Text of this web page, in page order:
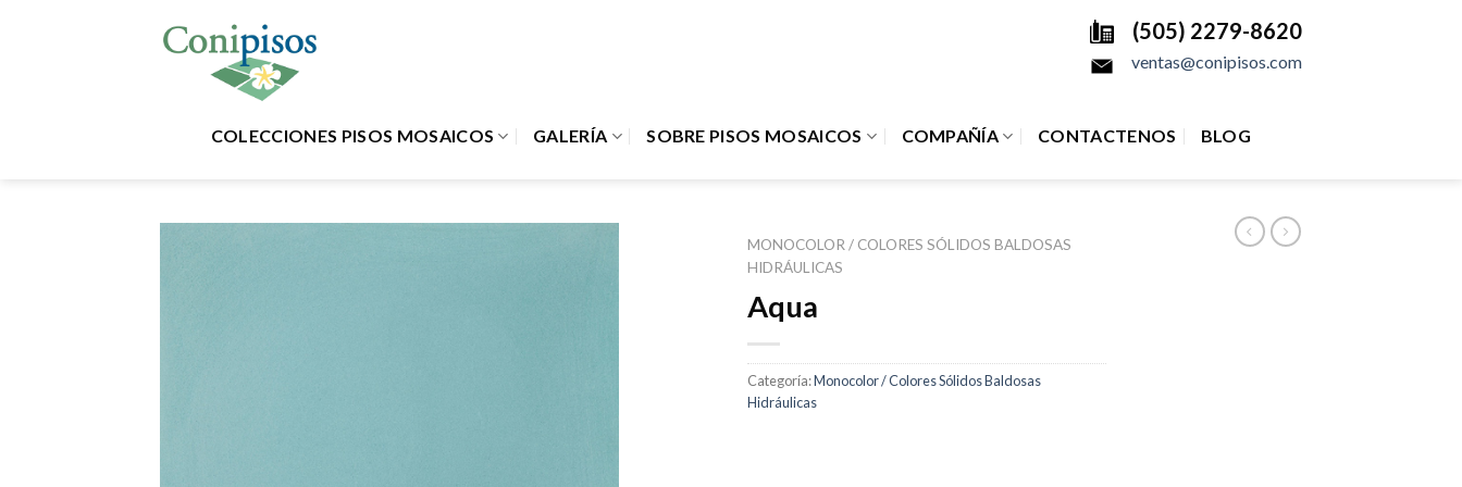
(505) 2279-8620
ventas@conipisos.com
COLECCIONES PISOS MOSAICOS GALERÍA SOBRE PISOS MOSAICOS COMPAÑÍA CONTACTENOS BLOG
MONOCOLOR / COLORES SÓLIDOS BALDOSAS
HIDRÁULICAS
Aqua
Categoría:Monocolor / Colores Sólidos Baldosas
Hidráulicas